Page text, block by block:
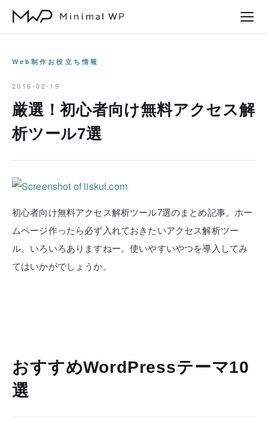
Web制作お役立ち情報
2016-02-19
厳選！初心者向け無料アクセス解
析ツール7選
初心者向け無料アクセス解析ツール7選のまとめ記事。ホー
ムページ作ったら必ず入れておきたいアクセス解析ツー
ル。いろいろありますねー。使いやすいやつを導入してみ
てはいかがでしょうか。
おすすめWordPressテーマ10
選